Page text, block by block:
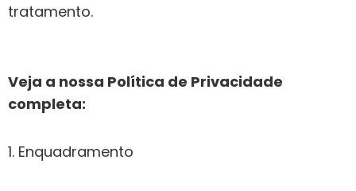
tratamento.
Veja a nossa Política de Privacidade
completa:
1. Enquadramento